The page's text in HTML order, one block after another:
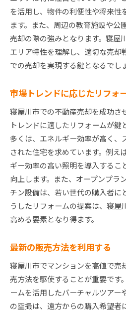
を活用し、物件の利便性や将来性
ます。また、周辺の教育施設や公
売却の際の強みとなります。寝屋
エリア特性を理解し、適切な売却
での売却を実現する鍵となるでし
市場トレンドに応じたリフォ
寝屋川市での不動産売却を成功さ
トレンドに適したリフォームが鍵
多くは、エネルギー効率が高く、
された住宅を求めています。例え
ギー効率の高い照明を導入するこ
向上します。また、オープンプラ
チン設備は、若い世代の購入者に
うしたリフォームの提案は、寝屋
高める要素となり得ます。
最新の販売方法を利用する
寝屋川市でマンションを高値で売
売方法を駆使することが重要です
ームを活用したバーチャルツアー
の空撮は、遠方からの購入希望者